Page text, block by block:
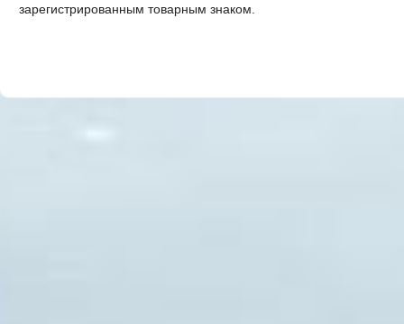
зарегистрированным товарным знаком.